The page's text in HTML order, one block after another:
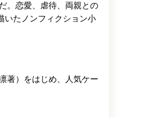
。恋愛、虐待、両親との
たノンフィクション小
著）をはじめ、人気ケー